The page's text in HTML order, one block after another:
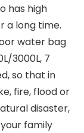
has high
a long time.
water bag
3000L, 7
so that in
fire, flood or
disaster,
family